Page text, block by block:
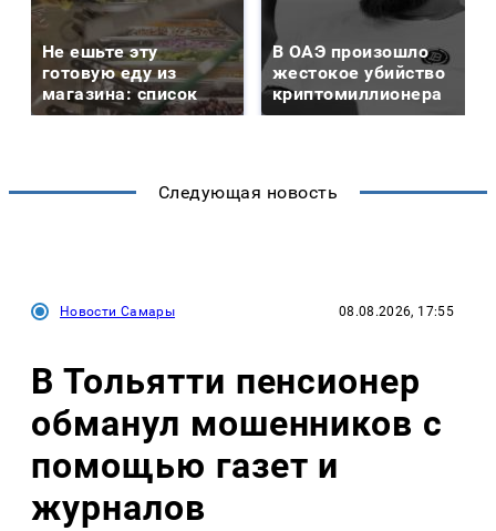
Не ешьте эту
готовую еду из
магазина: список
В ОАЭ произошло
жестокое убийство
криптомиллионера
Следующая новость
Новости Самары 08.08.2026, 17:55
В Тольятти пенсионер
обманул мошенников с
помощью газет и
журналов